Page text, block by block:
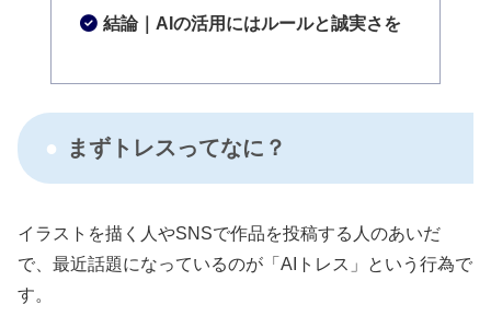
結論｜AIの活用にはルールと誠実さを
まずトレスってなに？
イラストを描く人やSNSで作品を投稿する人のあいだ
で、最近話題になっているのが「AIトレス」という行為で
す。